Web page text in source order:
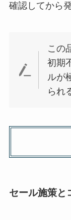
確認してから
この
初期
ルが
られ
セール施策と